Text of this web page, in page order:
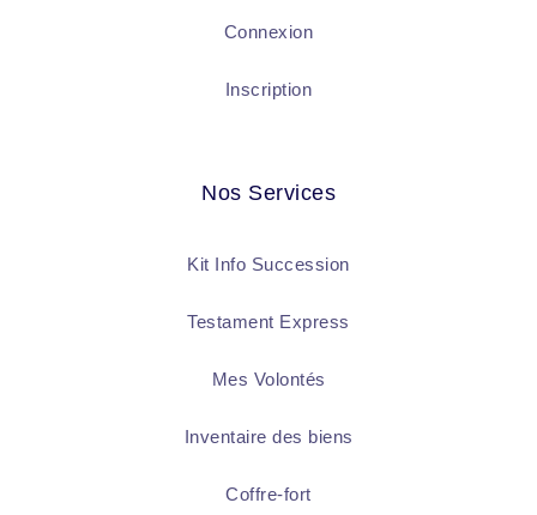
Connexion
Inscription
Nos Services
Kit Info Succession
Testament Express
Mes Volontés
Inventaire des biens
Coffre-fort